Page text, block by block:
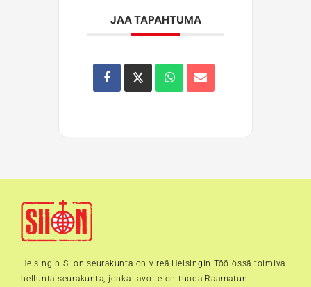
JAA TAPAHTUMA
Helsingin Siion seurakunta on vireä Helsingin Töölössä toimiva
helluntaiseurakunta, jonka tavoite on tuoda Raamatun